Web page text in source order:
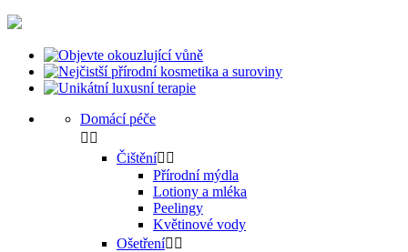
Domácí péče
 
Čištění 
Přírodní mýdla
Lotiony a mléka
Peelingy
Květinové vody
Ošetření 